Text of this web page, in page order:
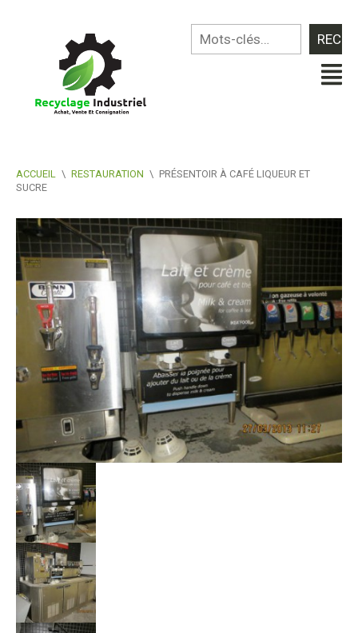
ACCUEIL \ RESTAURATION \ PRÉSENTOIR À CAFÉ LIQUEUR ET
SUCRE